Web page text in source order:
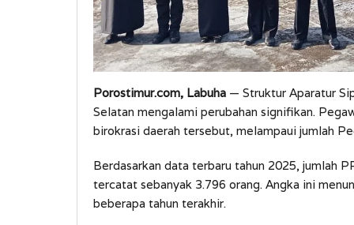
Porostimur.com, Labuha — Struktur Aparatur
Selatan mengalami perubahan signifikan.
birokrasi daerah tersebut, melampaui jumlah
Berdasarkan data terbaru tahun 2025, jumlah
tercatat sebanyak 3.796 orang. Angka ini
beberapa tahun terakhir.